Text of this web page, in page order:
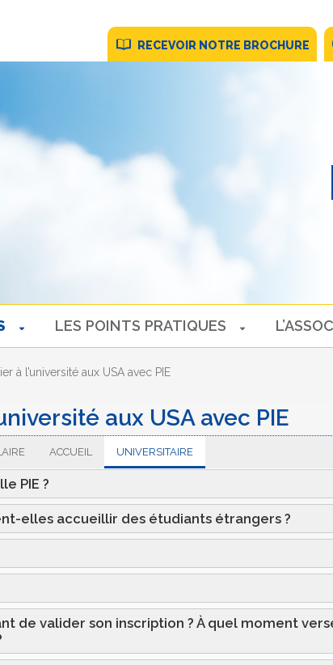
RECEVOIR NOTRE BROCHURE
LES POINTS PRATIQUES
à l’université aux USA avec PIE
aux USA avec PIE
ACCUEIL UNIVERSITAIRE
PIE ?
elles accueillir des étudiants étrangers ?
de valider son inscription ? À quel moment